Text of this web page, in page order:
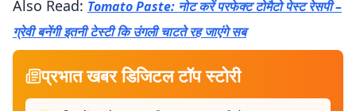
Also Read: Tomato Paste: नोट करें परफेक्ट टोमैटो पेस्ट रेसपी –
ग्रेवी बनेंगी इतनी टेस्टी कि उंगली चाटते रह जाएंगे सब
प्रभात खबर डिजिटल टॉप स्टोरी